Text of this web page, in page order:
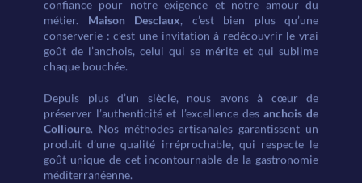
confiance pour notre exigence et notre amour du
métier. Maison Desclaux, c’est bien plus qu’une
conserverie : c’est une invitation à redécouvrir le vrai
goût de l’anchois, celui qui se mérite et qui sublime
chaque bouchée.
Depuis plus d’un siècle, nous avons à cœur de
préserver l’authenticité et l’excellence des anchois de
Collioure. Nos méthodes artisanales garantissent un
produit d’une qualité irréprochable, qui respecte le
goût unique de cet incontournable de la gastronomie
méditerranéenne.